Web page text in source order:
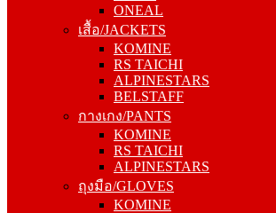
ONEAL
เสื้อ/JACKETS
KOMINE
RS TAICHI
ALPINESTARS
BELSTAFF
กางเกง/PANTS
KOMINE
RS TAICHI
ALPINESTARS
ถุงมือ/GLOVES
KOMINE
KOMINE
RS TAICHI
ALPINESTARS
BELSTAFF
กางเกง/PANTS
KOMINE
RS TAICHI
ALPINESTARS
ถุงมือ/GLOVES
KOMINE
RS TAICHI
ALPINESTARS